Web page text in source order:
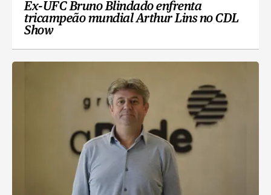
Ex-UFC Bruno Blindado enfrenta
tricampeão mundial Arthur Lins no CDL
Show